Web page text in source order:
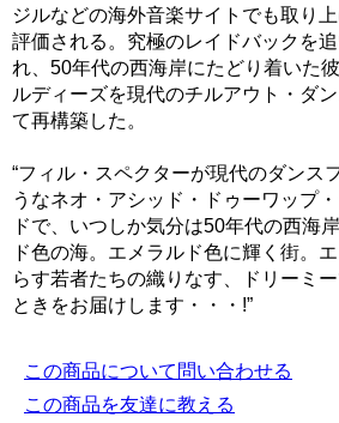
ジルなどの海外音楽サイトでも取り
評価される。究極のレイドバックを
れ、50年代の西海岸にたどり着いた
ルディーズを現代のチルアウト・ダ
て再構築した。
“フィル・スペクターが現代のダンス
うなネオ・アシッド・ドゥーワップ
ドで、いつしか気分は50年代の西海
ド色の海。エメラルド色に輝く街。
らす若者たちの織りなす、ドリーミ
ときをお届けします・・・!”
この商品について問い合わせる
この商品を友達に教える